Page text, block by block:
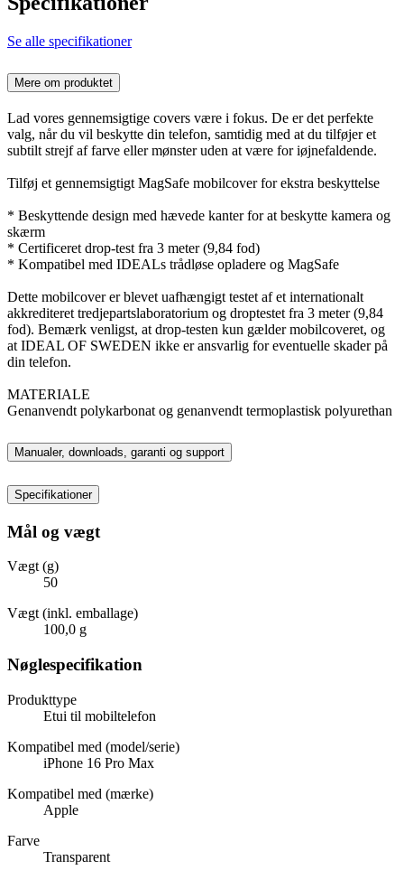
Se alle specifikationer
Mere om produktet
Lad vores gennemsigtige covers være i fokus. De er det perfekte
valg, når du vil beskytte din telefon, samtidig med at du tilføjer et
subtilt strejf af farve eller mønster uden at være for iøjnefaldende.
Tilføj et gennemsigtigt MagSafe mobilcover for ekstra beskyttelse
* Beskyttende design med hævede kanter for at beskytte kamera og
skærm
* Certificeret drop-test fra 3 meter (9,84 fod)
* Kompatibel med IDEALs trådløse opladere og MagSafe
Dette mobilcover er blevet uafhængigt testet af et internationalt
akkrediteret tredjepartslaboratorium og droptestet fra 3 meter (9,84
fod). Bemærk venligst, at drop-testen kun gælder mobilcoveret, og
at IDEAL OF SWEDEN ikke er ansvarlig for eventuelle skader på
din telefon.
MATERIALE
Genanvendt polykarbonat og genanvendt termoplastisk polyurethan
Manualer, downloads, garanti og support
Specifikationer
Mål og vægt
Vægt (g)
50
Vægt (inkl. emballage)
100,0 g
Nøglespecifikation
Produkttype
Etui til mobiltelefon
Kompatibel med (model/serie)
iPhone 16 Pro Max
Kompatibel med (mærke)
Apple
Farve
Transparent